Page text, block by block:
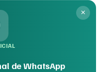
de WhatsApp